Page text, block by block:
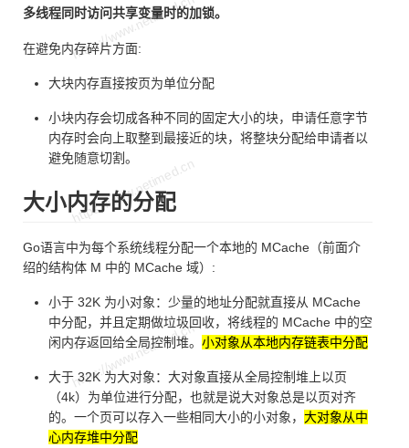
多线程同时访问共享变量时的加锁。
在避免内存碎片方面:
大块内存直接按页为单位分配
小块内存会切成各种不同的固定大小的块，申请任意字节
内存时会向上取整到最接近的块，将整块分配给申请者以
避免随意切割。
大小内存的分配
Go语言中为每个系统线程分配一个本地的 MCache（前面介
绍的结构体 M 中的 MCache 域）:
小于 32K 为小对象：少量的地址分配就直接从 MCache
中分配，并且定期做垃圾回收，将线程的 MCache 中的空
闲内存返回给全局控制堆。 小对象从本地内存链表中分配
大于 32K 为大对象：大对象直接从全局控制堆上以页
（4k）为单位进行分配，也就是说大对象总是以页对齐
的。一个页可以存入一些相同大小的小对象， 大对象从中
心内存堆中分配